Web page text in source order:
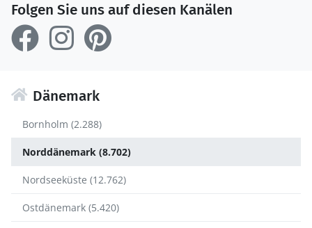
Folgen Sie uns auf diesen Kanälen
Dänemark
Bornholm (2.288)
Norddänemark (8.702)
Nordseeküste (12.762)
Ostdänemark (5.420)